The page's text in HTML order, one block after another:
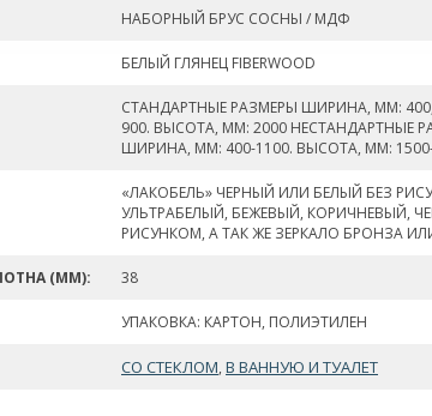
НАБОРНЫЙ БРУС СОСНЫ / МДФ
БЕЛЫЙ ГЛЯНЕЦ FIBERWOOD
СТАНДАРТНЫЕ РАЗМЕРЫ ШИРИНА, ММ: 400,
900. ВЫСОТА, ММ: 2000 НЕСТАНДАРТНЫЕ
ШИРИНА, ММ: 400-1100. ВЫСОТА, ММ:
«ЛАКОБЕЛЬ» ЧЕРНЫЙ ИЛИ БЕЛЫЙ БЕЗ
УЛЬТРАБЕЛЫЙ, БЕЖЕВЫЙ, КОРИЧНЕВЫЙ,
РИСУНКОМ, А ТАК ЖЕ ЗЕРКАЛО БРОНЗА
(ММ): 38
УПАКОВКА: КАРТОН, ПОЛИЭТИЛЕН
СО СТЕКЛОМ, В ВАННУЮ И ТУАЛЕТ